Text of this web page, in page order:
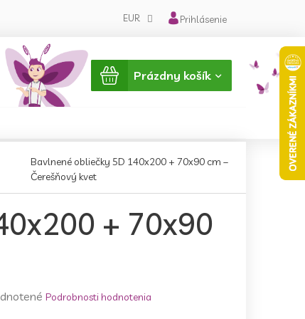
EUR Prihlásenie
Nákupný
košík
Prázdny košík
Bavlnené obliečky 5D 140x200 + 70x90 cm –
Čerešňový kvet
+ 70x90
Podrobnosti hodnotenia